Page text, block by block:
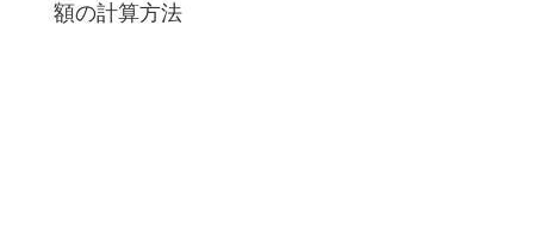
額の計算方法